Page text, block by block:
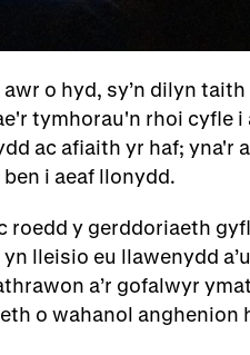
o hyd, sy’n dilyn
tymhorau'n rhoi cyfle
ac afiaith yr haf; yna'r
i aeaf llonydd.
y gerddoriaeth
lleisio eu llawenydd
a’r gofalwyr
o wahanol anghenion